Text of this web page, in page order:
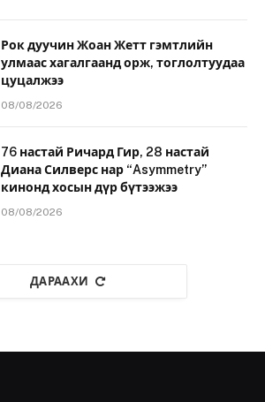
Рок дуучин Жоан Жетт гэмтлийн
улмаас хагалгаанд орж, тоглолтуудаа
цуцалжээ
08/08/2026
76 настай Ричард Гир, 28 настай
Диана Силверс нар “Asymmetry”
кинонд хосын дүр бүтээжээ
08/08/2026
ДАРААХИ